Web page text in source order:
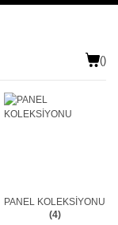
()
PANEL KOLEKSİYONU
(4)